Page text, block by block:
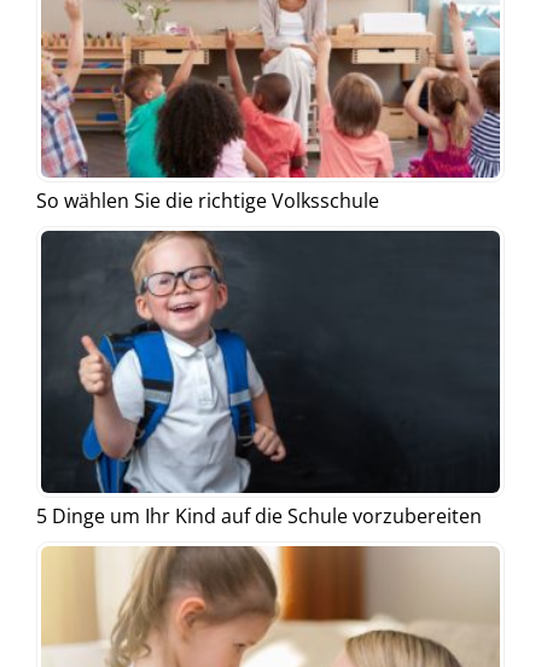
So wählen Sie die richtige Volksschule
5 Dinge um Ihr Kind auf die Schule vorzubereiten